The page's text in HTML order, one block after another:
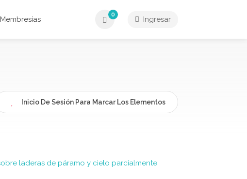
Membresías
0
Ingresar
Inicio De Sesión Para Marcar Los Elementos